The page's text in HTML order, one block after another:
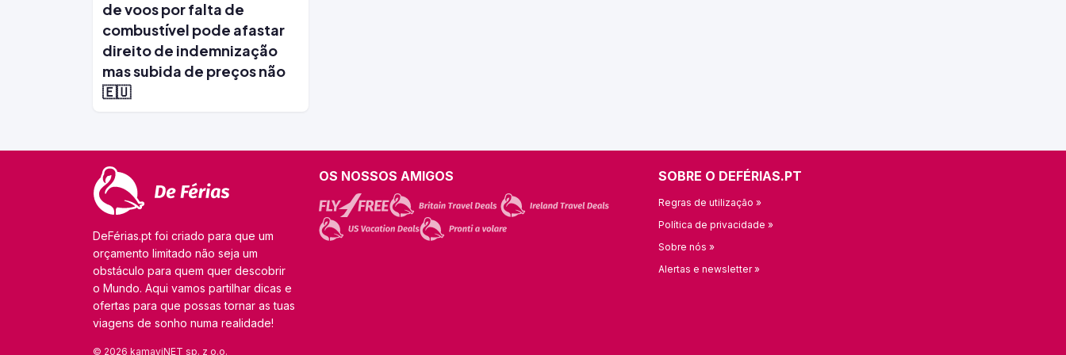
de voos por falta de
combustível pode afastar
direito de indemnização
mas subida de preços não
🇪🇺
DeFérias.pt foi criado para que um
orçamento limitado não seja um
obstáculo para quem quer descobrir
o Mundo. Aqui vamos partilhar dicas e
ofertas para que possas tornar as tuas
viagens de sonho numa realidade!
© 2026 kamaviNET sp. z o.o.
OS NOSSOS AMIGOS SOBRE O DEFÉRIAS.PT
Regras de utilização »
Política de privacidade »
Sobre nós »
Alertas e newsletter »